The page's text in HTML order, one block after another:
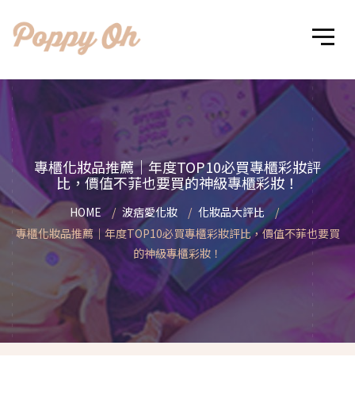
專櫃化妝品推薦｜年度TOP10必買專櫃彩妝評
比，價值不菲也要買的神級專櫃彩妝！
HOME 波痞愛化妝
化妝品大評比
專櫃化妝品推薦｜年度TOP10必買專櫃彩妝評比，價值不菲也要買
的神級專櫃彩妝！